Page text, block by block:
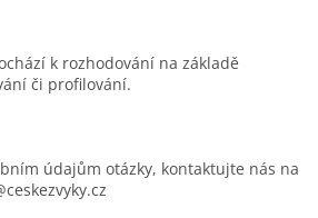
k rozhodování na základě
či profilování.
údajům otázky, kontaktujte nás na